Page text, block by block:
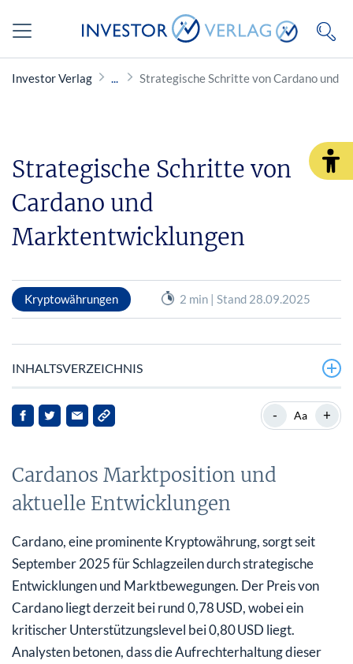
Investor Verlag Strategische Schritte von Cardano und
Strategische Schritte von
Cardano und
Marktentwicklungen
Kryptowährungen 2 min | Stand 28.09.2025
INHALTSVERZEICHNIS
Cardanos Marktposition und aktuelle Entwicklungen
Wall‑Street‑Einbindung und regulatorische
Fazit
- Aa +
Cardanos Marktposition und
aktuelle Entwicklungen
Cardano, eine prominente Kryptowährung, sorgt seit
September 2025 für Schlagzeilen durch strategische
Entwicklungen und Marktbewegungen. Der Preis von
Cardano liegt derzeit bei rund 0,78 USD, wobei ein
kritischer Unterstützungslevel bei 0,80 USD liegt.
Analysten betonen, dass die Aufrechterhaltung dieser